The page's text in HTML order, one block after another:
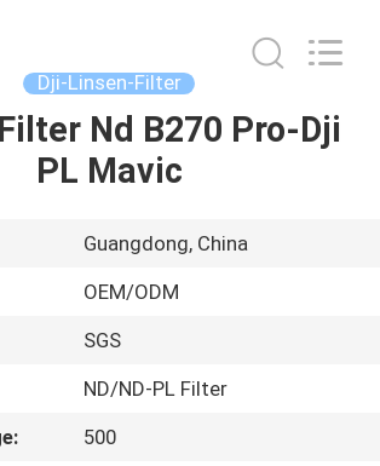
Dji-Linsen-Filter
Nd B270 Pro-Dji
PL Mavic
Guangdong, China
OEM/ODM
SGS
ND/ND-PL Filter
500